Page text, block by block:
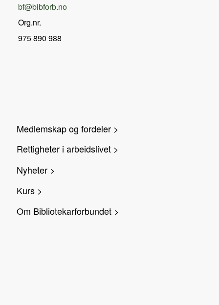
bf@bibforb.no
Org.nr.
975 890 988
Medlemskap og fordeler >
Rettigheter i arbeidslivet >
Nyheter >
Kurs >
Om Bibliotekarforbundet >